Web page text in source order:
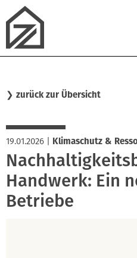
❯ zurück zur Übersicht
19.01.2026 Klimaschutz &
Handwerk: Ein
Betriebe